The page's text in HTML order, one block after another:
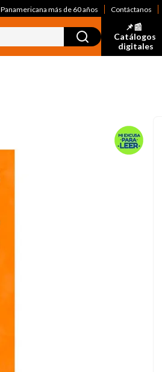
Panamericana más de 60 años Contáctanos
📌📰
Catálogos
digitales